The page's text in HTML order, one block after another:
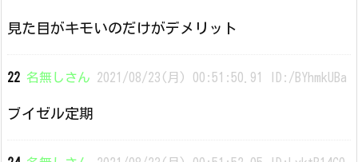
見た目がキモいのだけがデメリット
22 名無しさん 2021/08/23(月) 00:51:50.91 ID:/BYhmkUBa
ブイゼル定期